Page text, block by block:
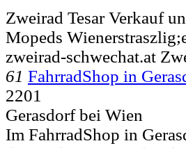
Zweirad Tesar Verkauf
Mopeds
zweirad-schwechat.at
61 FahrradShop in
2201
Gerasdorf bei Wien
Im FahrradShop in